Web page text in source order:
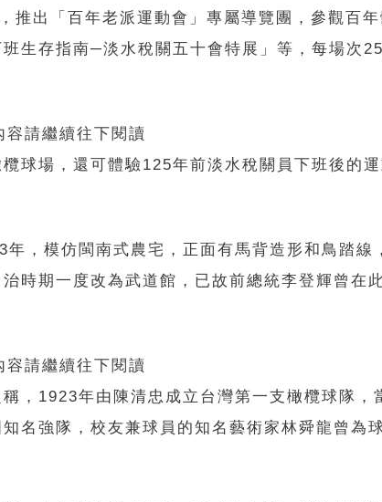
出「百年老派運動會」專屬導覽團，參觀百年
生存指南─淡水稅關五十會特展」等，每場次
容請繼續往下閱讀
球場，還可體驗125年前淡水稅關員下班後的運
，模仿閩南式農宅，正面有馬背造形和鳥踏線
時期一度改為武道館，已故前總統李登輝曾在
容請繼續往下閱讀
，1923年由陳清忠成立台灣第一支橄欖球隊，
名強隊，校友兼球員的知名藝術家林舜龍曾為